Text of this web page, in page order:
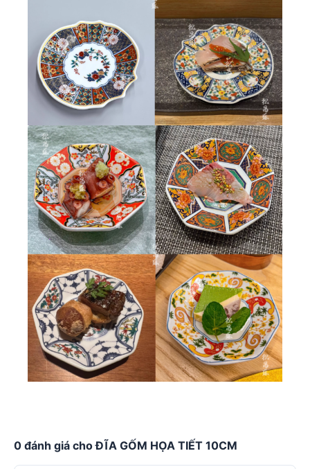
0 đánh giá cho ĐĨA GỐM HỌA TIẾT 10CM